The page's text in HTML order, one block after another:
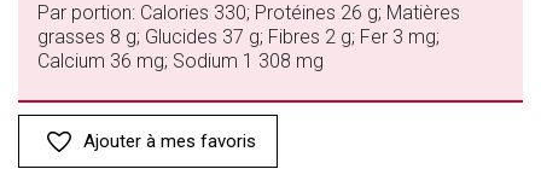
Par portion: Calories 330; Protéines 26 g; Matières
grasses 8 g; Glucides 37 g; Fibres 2 g; Fer 3 mg;
Calcium 36 mg; Sodium 1 308 mg
Ajouter à mes favoris